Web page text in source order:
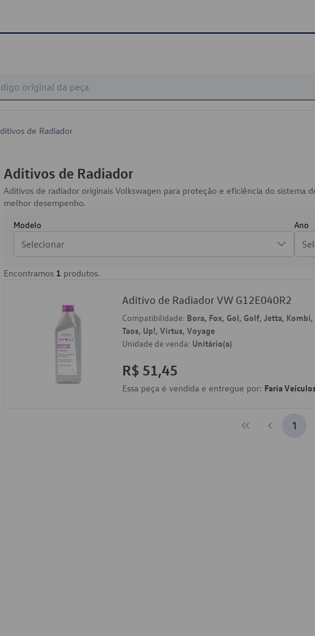
de Radiador
Aditivos de Radiador
Aditivos de radiador originais Volkswagen para proteção e eficiência do
melhor desempenho.
Modelo
Selecionar
Ano
Encontramos 1 produtos.
Aditivo de Radiador VW G12E040R2
Compatibilidade: Bora, Fox, Gol, Golf, Jetta,
Taos, Up!, Virtus, Voyage
Unidade de venda: Unitário(a)
R$ 51,45
Essa peça é vendida e entregue por: Faria
1